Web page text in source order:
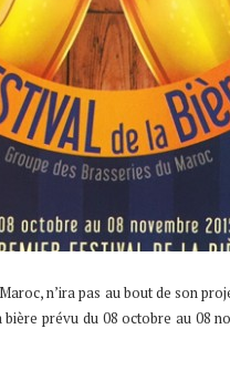
n’ira pas au bout de son
prévu du 08 octobre au 08